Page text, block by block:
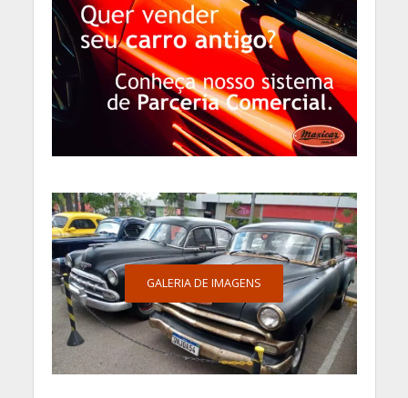
GALERIA DE IMAGENS